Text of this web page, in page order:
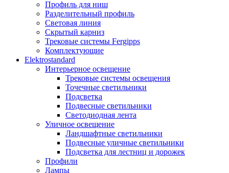
Профиль для ниш
Разделительный профиль
Световая линия
Скрытый карниз
Трековые системы Fergipps
Комплектующие
Elektrostandard
Интерьерное освещение
Трековые системы освещения
Точечные светильники
Подсветка
Подвесные светильники
Светодиодная лента
Уличное освещение
Ландшафтные светильники
Подвесные уличные светильники
Подсветка для лестниц и дорожек
Профили
Лампы